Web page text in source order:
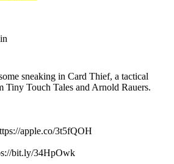
sneaking in Card Thief, a tactical
Tiny Touch Tales and Arnold Rauers.
apple.co/3t5fQOH
bit.ly/34HpOwk